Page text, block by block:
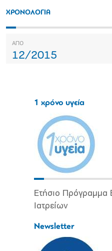
ΧΡΟΝΟΛΟΓΙΑ
ΑΠΟ
12/2015
1 χρόνο υγεία
Ετήσιο Πρόγραμμα
Ιατρείων
Newsletter